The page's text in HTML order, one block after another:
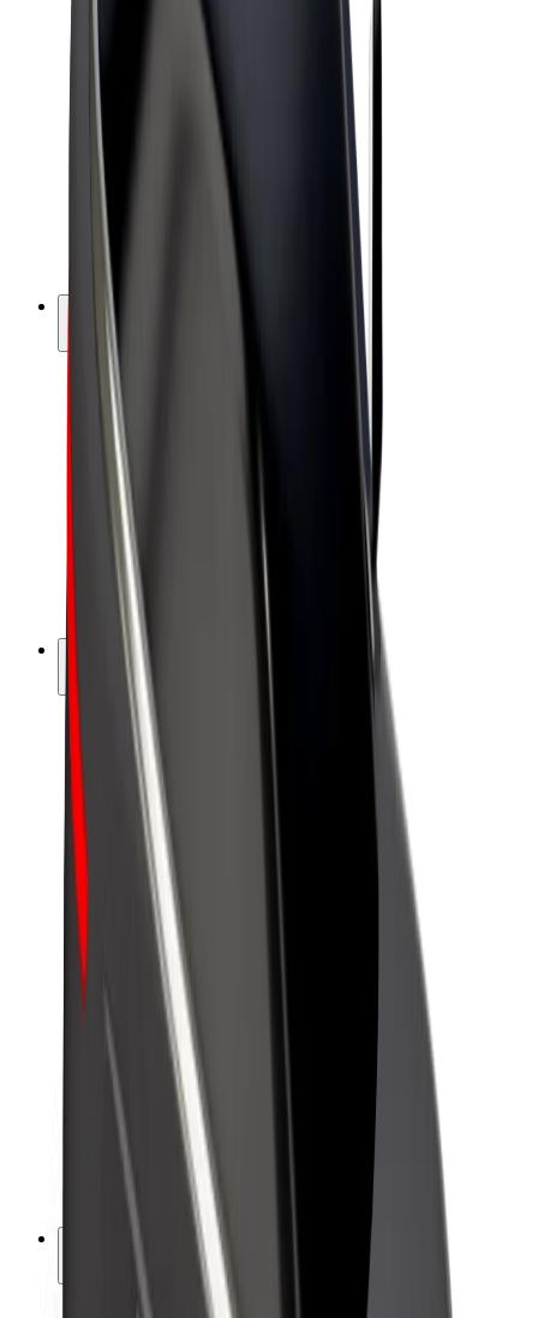
Biznes üçün Bolt
Elektrikli velosipedlər
Bolt Plus
Bolt ilə pul qazanın
Sürücülər
Sürücü qazancı
Kuryerlər
Kuryer qazancı
Bolt Food təchizatçıları
Sahibkarlar
Françayzinq
Vakansiyalar
Bolt haqqında
Bolt-da davamlılıq
Project Zero
Xəbər otağı
Brend təlimatları
Missiya
İnvestorlarla əlaqələr
Rəhbərlik
Brend
Urban Fondu
Sərnişin təhlükəsizliyi